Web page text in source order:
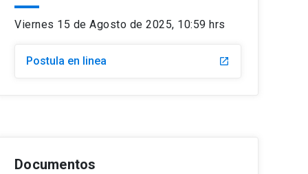
Viernes 15 de Agosto de 2025, 10:59 hrs
Postula en linea launch
Documentos